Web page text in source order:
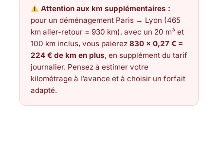
Attention aux km supplémentaires :
pour un déménagement Paris → Lyon (465
km aller-retour = 930 km), avec un 20 m³ et
100 km inclus, vous paierez 830 × 0,27 € =
224 € de km en plus, en supplément du tarif
journalier. Pensez à estimer votre
kilométrage à l’avance et à choisir un forfait
adapté.